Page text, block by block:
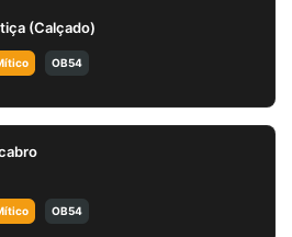
(Calçado)
OB54
OB54